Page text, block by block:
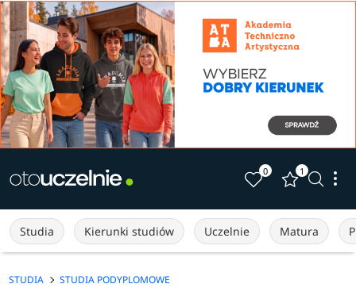
0 1
Studia Kierunki studiów Uczelnie Matura
STUDIA STUDIA PODYPLOMOWE